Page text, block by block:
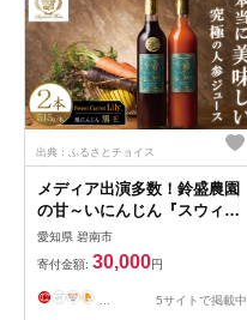
出典：ふるさとチョイス
メディア出演多数！鈴盛農園
の甘～いにんじん『スウィー
トキャロットリリィ＆黒人参
〈黒王〉の濃厚人参ジュース
飲み比べセット』 515g × 2本
高級ホテルでも採用された濃
愛知県 碧南市
寄付金額: 30,000円
5サイトで掲載中